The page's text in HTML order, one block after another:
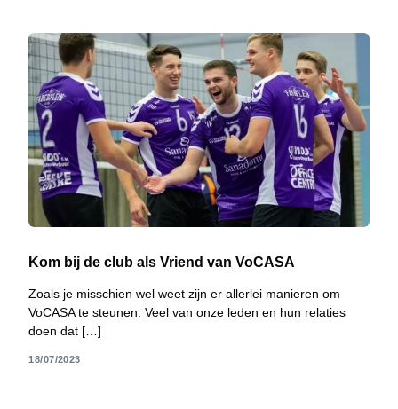
Kom bij de club als Vriend van VoCASA
Zoals je misschien wel weet zijn er allerlei manieren om
VoCASA te steunen. Veel van onze leden en hun relaties
doen dat […]
18/07/2023